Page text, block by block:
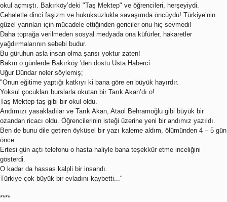
okul açmıştı. Bakırköy’deki "Taş Mektep" ve öğrencileri, herşeyiydi.
Cehaletle dinci faşizm ve hukuksuzlukla savaşımda öncüydü! Türkiye’nin
güzel yarınları için mücadele ettiğinden gericiler onu hiç sevmedi!
Daha toprağa verilmeden sosyal medyada ona küfürler, hakaretler
yağdırmalarının sebebi budur.
Bu güruhun asla insan olma şansı yoktur zaten!
Bakın o günlerde Bakırköy 'den dostu Usta Haberci
Uğur Dündar neler söylemiş;
"Onun eğitime yaptığı katkıyı ki bana göre en büyük hayırdır.
Yoksul çocukları burslarla okutan bir Tarık Akan’dı o!
Taş Mektep taş gibi bir okul oldu.
Andımızı yasakladılar ve Tarık Akan, Ataol Behramoğlu gibi büyük bir
ozandan ricacı oldu. Öğrencilerinin isteği üzerine yeni bir andımız yazıldı.
Ben de bunu dile getiren öyküsel bir yazı kaleme aldım, ölümünden 4 – 5 gün
önce.
Ertesi gün açtı telefonu o hasta haliyle bana teşekkür etme inceliğini
gösterdi.
O kadar da hassas kalpli bir insandı.
Türkiye çok büyük bir evladını kaybetti..."
****